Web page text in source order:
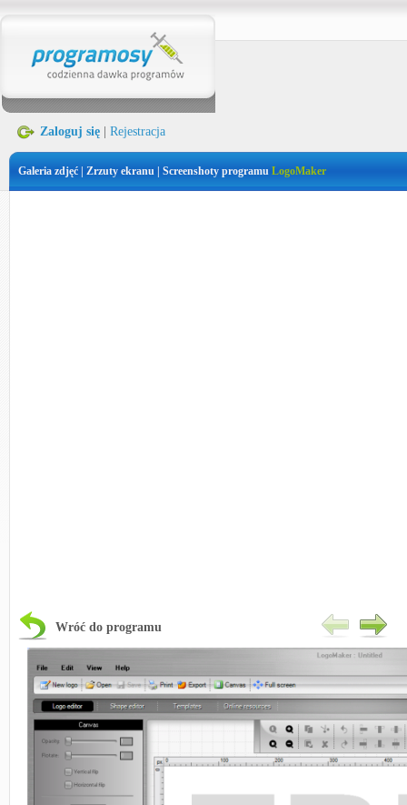
Zaloguj się Rejestracja
Galeria zdjęć | Zrzuty ekranu | Screenshoty programu LogoMaker
Wróć do programu